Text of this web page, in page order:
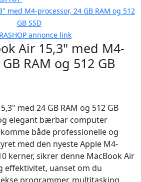
med M4-processor, 24 GB RAM og 512
GB SSD
annonce link
Air 15,3" med M4-
RAM og 512 GB
med 24 GB RAM og 512 GB
elegant bærbar computer
både professionelle og
med den nyeste Apple M4-
kerner, sikrer denne MacBook Air
effektivitet, uanset om du